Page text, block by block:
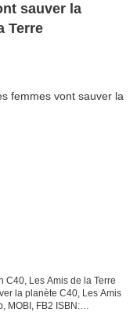
sauver la
Terre
C40, Les Amis de la Terre
la planète C40, Les Amis
MOBI, FB2 ISBN: